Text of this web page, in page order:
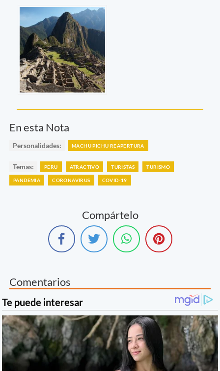
En esta Nota
Personalidades: MACHU PICHU REAPERTURA
Temas: PERÚ ATRACTIVO TURISTAS TURISMO
PANDEMIA CORONAVIRUS COVID-19
Compártelo
Comentarios